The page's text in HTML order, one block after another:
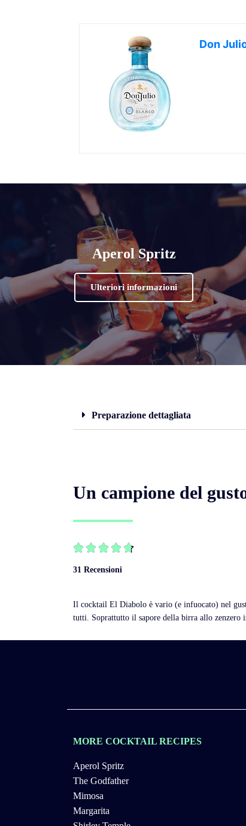
Don
Aperol Spritz
Ulteriori informazioni
Preparazione dettagliata
Un campione del

31 Recensioni
Il cocktail El Diabolo è vario (e infuocato) nel
tutti. Soprattutto il sapore della birra allo zenzero
MORE COCKTAIL RECIPES
Aperol Spritz
The Godfather
Mimosa
Margarita